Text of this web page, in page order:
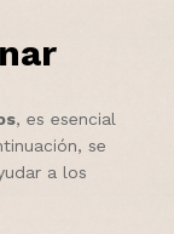
, es esencial
se
a los